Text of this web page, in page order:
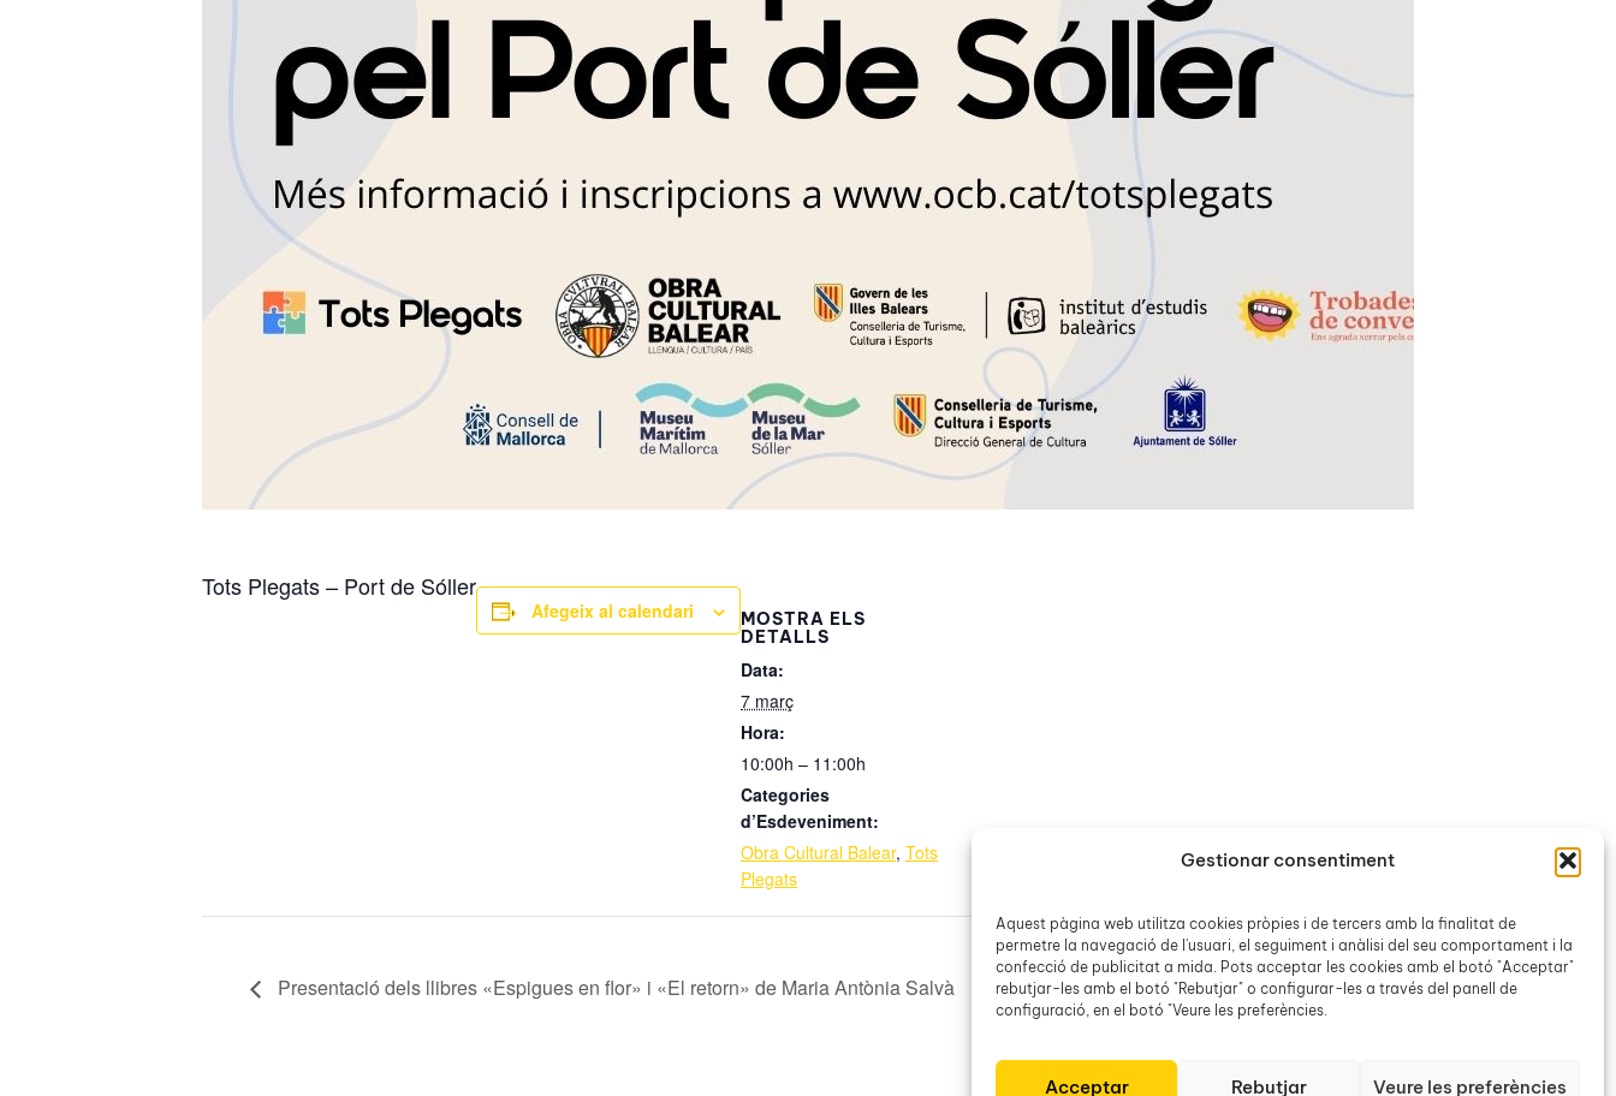
Gestionar consentiment
Aquest pàgina web utilitza cookies pròpies i de tercers amb la finalitat de
permetre la navegació de l'usuari, el seguiment i anàlisi del seu comportament i la
confecció de publicitat a mida. Pots acceptar les cookies amb el botó "Acceptar"
rebutjar-les amb el botó "Rebutjar" o configurar-les a través del panell de
configuració, en el botó "Veure les preferències.
Acceptar Rebutjar Veure les preferències
Tots Plegats – Port de Sóller
Afegeix al calendari
MOSTRA ELS
DETALLS
Data:
7 març
Hora:
10:00h – 11:00h
Categories
d’Esdeveniment:
Obra Cultural Balear, Tots
Plegats
Presentació dels llibres «Espigues en flor» i «El retorn» de Maria Antònia Salvà L’olmbra de l’alzina – Teatre del Mar